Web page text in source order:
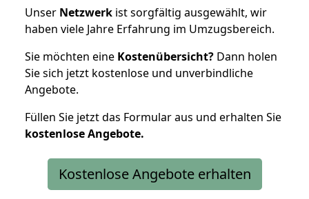
Unser Netzwerk ist sorgfältig ausgewählt, wir
haben viele Jahre Erfahrung im Umzugsbereich.
Sie möchten eine Kostenübersicht? Dann holen
Sie sich jetzt kostenlose und unverbindliche
Angebote.
Füllen Sie jetzt das Formular aus und erhalten Sie
kostenloseAngebote.
Kostenlose Angebote erhalten